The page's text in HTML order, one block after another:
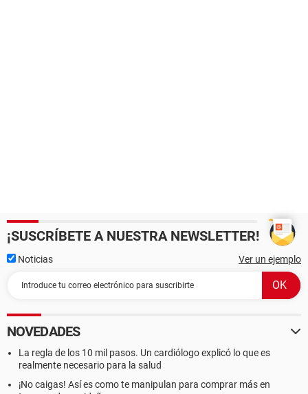
¡SUSCRÍBETE A NUESTRA NEWSLETTER!
Noticias Ver un ejemplo
NOVEDADES
La regla de los 10 mil pasos. Un cardiólogo explicó lo que es
realmente necesario para la salud
¡No caigas! Así es como te manipulan para comprar más en